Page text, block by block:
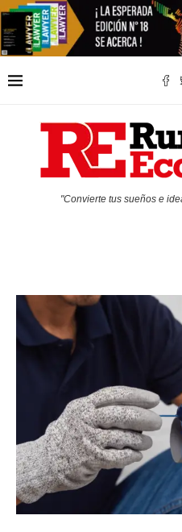
"Convierte tus sueños e